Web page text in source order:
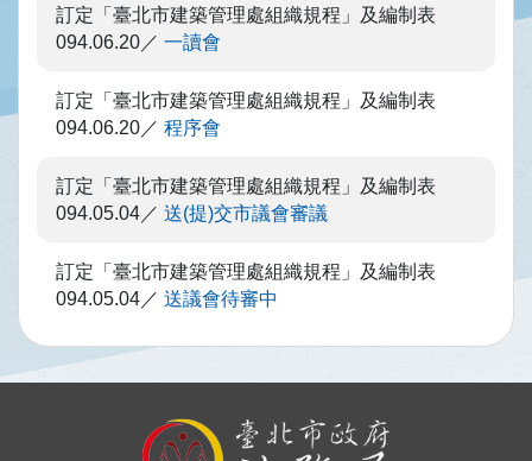
訂定「臺北市建築管理處組織規程」及編制表
094.06.20
一讀會
訂定「臺北市建築管理處組織規程」及編制表
094.06.20
程序會
訂定「臺北市建築管理處組織規程」及編制表
094.05.04
送(提)交市議會審議
訂定「臺北市建築管理處組織規程」及編制表
094.05.04
送議會待審中